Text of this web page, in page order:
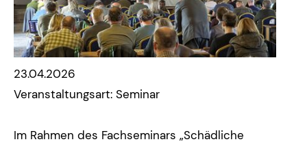
23.04.2026
Veranstaltungsart: Seminar
Im Rahmen des Fachseminars „Schädliche